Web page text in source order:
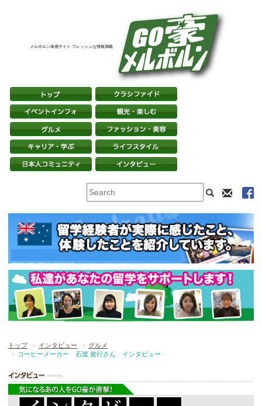
メルボルン体感サイト フレッシュな情報満載
トップ インタビュー
グルメ
コーヒーメーカー 石渡 俊行さん インタビュー